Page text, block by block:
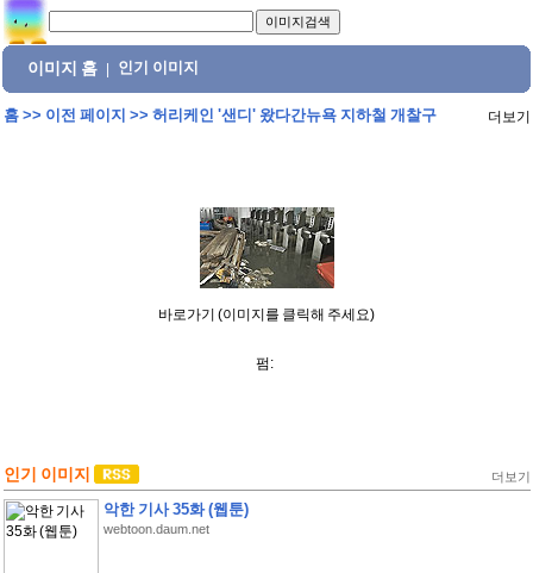
이미지 홈 인기 이미지
홈>> 이전 페이지 >> 허리케인 '샌디' 왔다간뉴욕 지하철 개찰구 더보기
바로가기 (이미지를 클릭해 주세요)
펌:
인기 이미지 더보기
악한 기사 35화 (웹툰)
webtoon.daum.net